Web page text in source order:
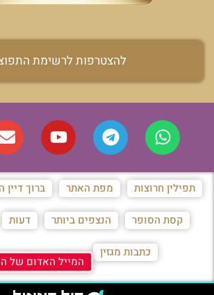
להצטרפות לרשימת
תפילין חרוצות מפת האתר ברוך
קסת הסופר הנצפים ביותר דעות
כתבות מגזין
המייל האדום של